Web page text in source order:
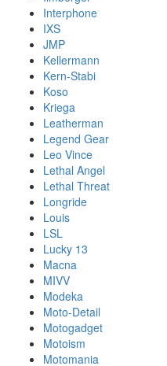
Interphone
IXS
JMP
Kellermann
Kern-Stabi
Koso
Kriega
Leatherman
Legend Gear
Leo Vince
Lethal Angel
Lethal Threat
Longride
Louis
LSL
Lucky 13
Macna
MIVV
Modeka
Moto-Detail
Motogadget
Motoism
Motomania